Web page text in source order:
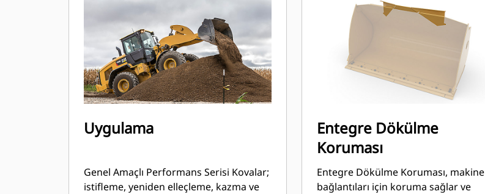
Uygulama
Genel Amaçlı Performans Serisi Kovalar;
istifleme, yeniden elleçleme, kazma ve
Entegre Dökülme
Koruması
Entegre Dökülme Koruması, makine
bağlantıları için koruma sağlar ve